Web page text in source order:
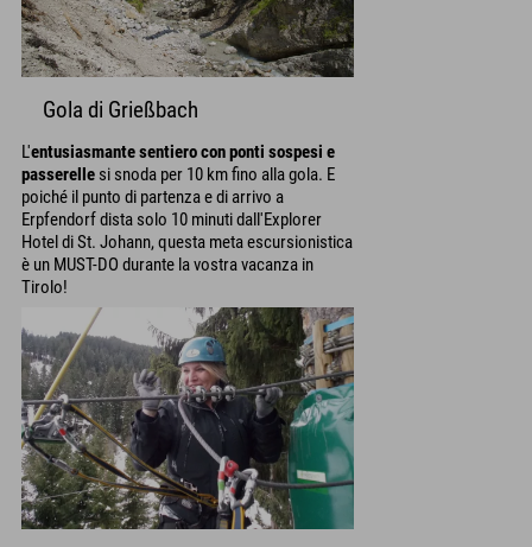
Gola di Grießbach
L'entusiasmante sentiero con ponti sospesi e
passerelle si snoda per 10 km fino alla gola. E
poiché il punto di partenza e di arrivo a
Erpfendorf dista solo 10 minuti dall'Explorer
Hotel di St. Johann, questa meta escursionistica
è un MUST-DO durante la vostra vacanza in
Tirolo!